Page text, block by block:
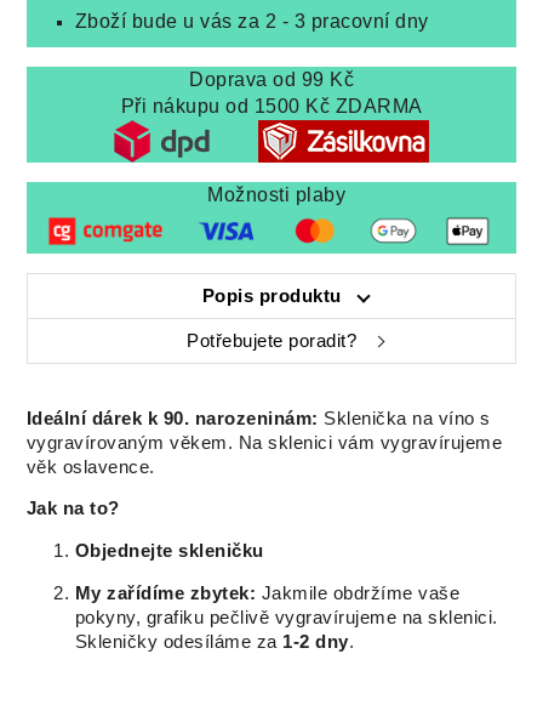
Zboží bude u vás za 2 - 3 pracovní dny
Doprava od 99 Kč
Při nákupu od 1500 Kč ZDARMA
Možnosti plaby
Popis produktu
Potřebujete poradit?
Ideální dárek k 90. narozeninám: Sklenička na víno s
vygravírovaným věkem. Na sklenici vám vygravírujeme
věk oslavence.
Jak na to?
Objednejte skleničku
My zařídíme zbytek: Jakmile obdržíme vaše
pokyny, grafiku pečlivě vygravírujeme na sklenici.
Skleničky odesíláme za 1-2 dny.